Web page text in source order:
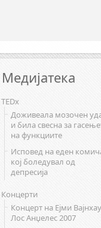
Медијатека
TEDx
Доживеала мозочен
и била свесна за
на функциите
Исповед на еден
кој боледувал од
депресија
Концерти
Концерт на Ејми
Лос Анџелес 2007